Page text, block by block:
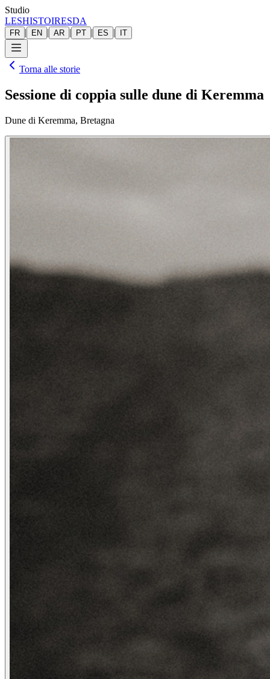
Studio
LESHISTOIRESDA
FR | EN | AR | PT | ES | IT
Torna alle storie
Sessione di coppia sulle dune di Keremma
Dune di Keremma, Bretagna